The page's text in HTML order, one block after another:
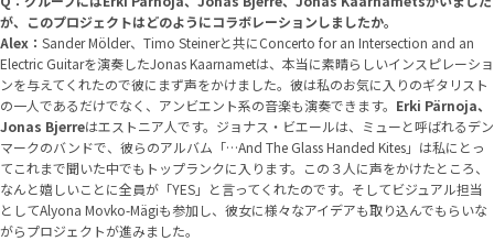
が、このプロジェクトはどのようにコラボレーションしましたか。
Alex： Sander Mölder、Timo Steinerと共にConcerto for an Intersection and an
Electric Guitarを演奏したJonas Kaarnametは、本当に素晴らしいインスピレーショ
ンを与えてくれたので彼にまず声をかけました。彼は私のお気に入りのギタリスト
の一人であるだけでなく、アンビエント系の音楽も演奏できます。 Erki Pärnoja、
Jonas Bjerreはエストニア人です。ジョナス・ビエールは、ミューと呼ばれるデン
マークのバンドで、彼らのアルバム「…And The Glass Handed Kites」は私にとっ
てこれまで聞いた中でもトップランクに入ります。この３人に声をかけたところ、
なんと嬉しいことに全員が「YES」と言ってくれたのです。そしてビジュアル担当
としてAlyona Movko-Mägiも参加し、彼女に様々なアイデアも取り込んでもらいな
がらプロジェクトが進みました。